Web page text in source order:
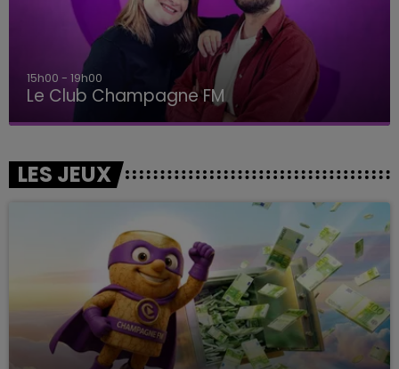
15h00 - 19h00
Le Club Champagne FM
LES JEUX